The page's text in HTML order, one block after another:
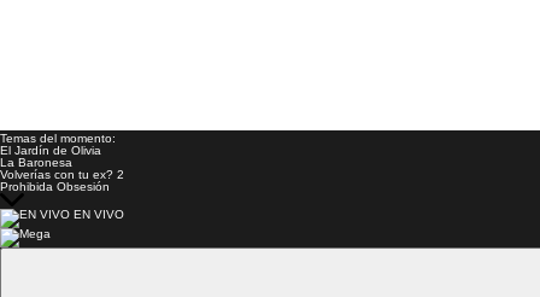
Temas del momento:
El Jardín de Olivia
La Baronesa
Volverías con tu ex? 2
Prohibida Obsesión
EN VIVO